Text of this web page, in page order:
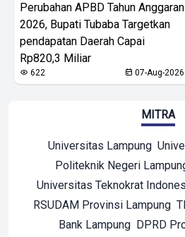
Perubahan APBD Tahun Anggaran
2026, Bupati Tubaba Targetkan
pendapatan Daerah Capai
Rp820,3 Miliar
622 07-Aug-2026
MITRA
Universitas Lampung
Politeknik Negeri
Universitas Teknokrat
RSUDAM Provinsi Lampung
Bank Lampung DPRD